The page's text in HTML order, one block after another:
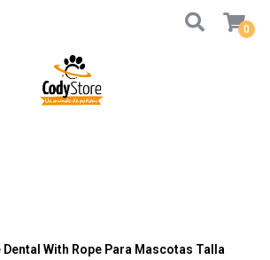
0
With Rope Para Mascotas Talla